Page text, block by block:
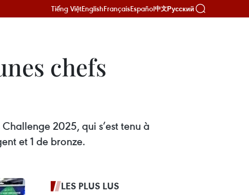
Tiếng ViệtEnglishFrançaisEspañol中文Русский
chefs
2025, qui s’est tenu à
et 1 de bronze.
LES PLUS LUS